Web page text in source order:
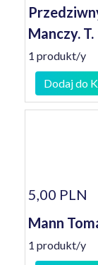
Manczy. T.
1 produkt/y
Dodaj do
5,00 PLN
Mann
1 produkt/y